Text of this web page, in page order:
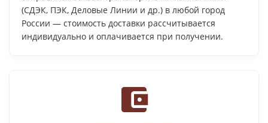
(СДЭК, ПЭК, Деловые Линии и др.) в любой город
России — стоимость доставки рассчитывается
индивидуально и оплачивается при получении.